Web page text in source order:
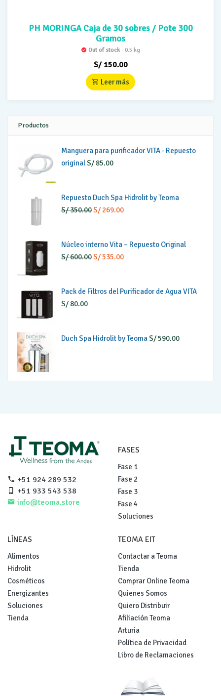
Productos
Manguera para purificador VITA - Repuesto
originalS/ 85.00
Repuesto Duch Spa Hidrolit by Teoma
S/350.00El
era:
S/ 350.00.
S/ 269.00El
es:
S/ 269.00.
Núcleo interno Vita – Repuesto Original
S/600.00El
era:
S/535.00El
es:
Pack de Filtros del Purificador de Agua VITA
S/ 80.00
Duch Spa Hidrolit by TeomaS/590.00
PH MORINGA Caja de 30 sobres / Pote 300
Gramos
Out of stock - 0.5 kg
S/150.00
Leer más
+51 924 289 532
+51 933 543 538
info@teoma.store
FASES
Fase 1
Fase 2
Fase 3
Fase 4
Soluciones
LÍNEAS
Alimentos
Hidrolit
Cosméticos
Energizantes
Soluciones
Tienda
TEOMA EIT
Contactar a Teoma
Tienda
Comprar Online Teoma
Quienes Somos
Quiero Distribuir
Afiliación Teoma
Arturia
Política de Privacidad
Libro de Reclamaciones